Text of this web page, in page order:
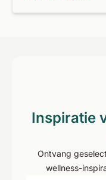
Inspiratie
Ontvang
wellness-